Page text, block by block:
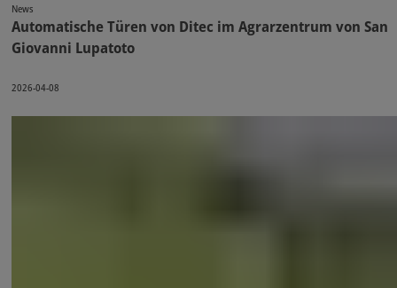
News
Automatische Türen von Ditec im Agrarzentrum von San
Giovanni Lupatoto
2026-04-08